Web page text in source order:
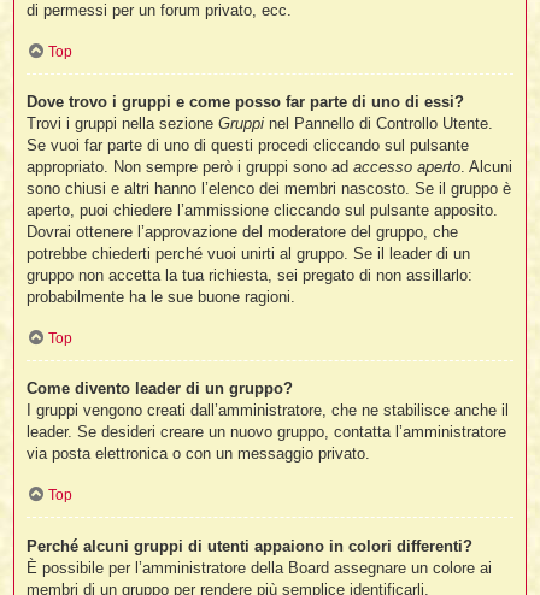
di permessi per un forum privato, ecc.
Top
Dove trovo i gruppi e come posso far parte di uno di essi?
Trovi i gruppi nella sezioneGruppi nel Pannello di Controllo Utente.
Se vuoi far parte di uno di questi procedi cliccando sul pulsante
appropriato. Non sempre però i gruppi sono adaccesso aperto. Alcuni
sono chiusi e altri hanno l’elenco dei membri nascosto. Se il gruppo è
aperto, puoi chiedere l’ammissione cliccando sul pulsante apposito.
Dovrai ottenere l’approvazione del moderatore del gruppo, che
potrebbe chiederti perché vuoi unirti al gruppo. Se il leader di un
gruppo non accetta la tua richiesta, sei pregato di non assillarlo:
probabilmente ha le sue buone ragioni.
Top
Come divento leader di un gruppo?
I gruppi vengono creati dall’amministratore, che ne stabilisce anche il
leader. Se desideri creare un nuovo gruppo, contatta l’amministratore
via posta elettronica o con un messaggio privato.
Top
Perché alcuni gruppi di utenti appaiono in colori differenti?
È possibile per l’amministratore della Board assegnare un colore ai
membri di un gruppo per rendere più semplice identificarli.